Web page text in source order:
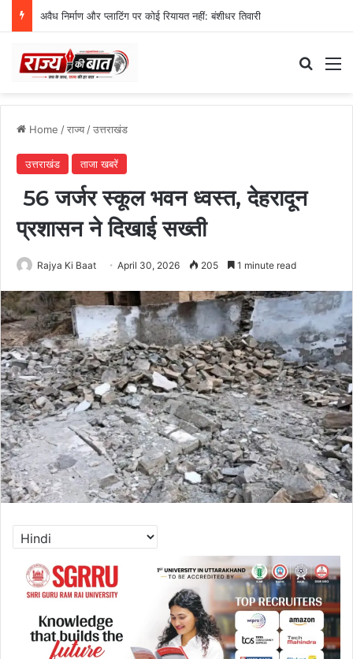
अवैध निर्माण और प्लाटिंग पर कोई रियायत नहीं: बंशीधर तिवारी
Home /राज्य/उत्तराखंड
उत्तराखंड ताजा खबरें
56 जर्जर स्कूल भवन ध्वस्त, देहरादून
प्रशासन ने दिखाई सख्ती
Rajya Ki Baat April 30, 2026 205 1 minute read